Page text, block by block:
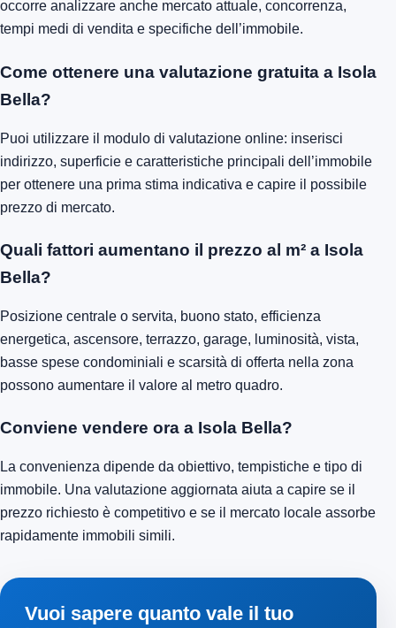
occorre analizzare anche mercato attuale, concorrenza,
tempi medi di vendita e specifiche dell’immobile.
Come ottenere una valutazione gratuita a Isola
Bella?
Puoi utilizzare il modulo di valutazione online: inserisci
indirizzo, superficie e caratteristiche principali dell’immobile
per ottenere una prima stima indicativa e capire il possibile
prezzo di mercato.
Quali fattori aumentano il prezzo al m² a Isola
Bella?
Posizione centrale o servita, buono stato, efficienza
energetica, ascensore, terrazzo, garage, luminosità, vista,
basse spese condominiali e scarsità di offerta nella zona
possono aumentare il valore al metro quadro.
Conviene vendere ora a Isola Bella?
La convenienza dipende da obiettivo, tempistiche e tipo di
immobile. Una valutazione aggiornata aiuta a capire se il
prezzo richiesto è competitivo e se il mercato locale assorbe
rapidamente immobili simili.
Vuoi sapere quanto vale il tuo